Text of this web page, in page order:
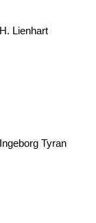
H. Lienhart
Ingeborg Tyran